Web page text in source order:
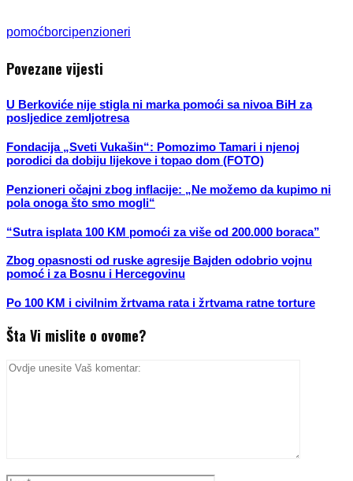
pomoćborcipenzioneri
Povezane vijesti
U Berkoviće nije stigla ni marka pomoći sa nivoa BiH za
posljedice zemljotresa
Fondacija „Sveti Vukašin“: Pomozimo Tamari i njenoj
porodici da dobiju lijekove i topao dom (FOTO)
Penzioneri očajni zbog inflacije: „Ne možemo da kupimo ni
pola onoga što smo mogli“
“Sutra isplata 100 KM pomoći za više od 200.000 boraca”
Zbog opasnosti od ruske agresije Bajden odobrio vojnu
pomoć i za Bosnu i Hercegovinu
Po 100 KM i civilnim žrtvama rata i žrtvama ratne torture
Šta Vi mislite o ovome?